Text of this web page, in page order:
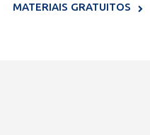
MATERIAIS GRATUITOS